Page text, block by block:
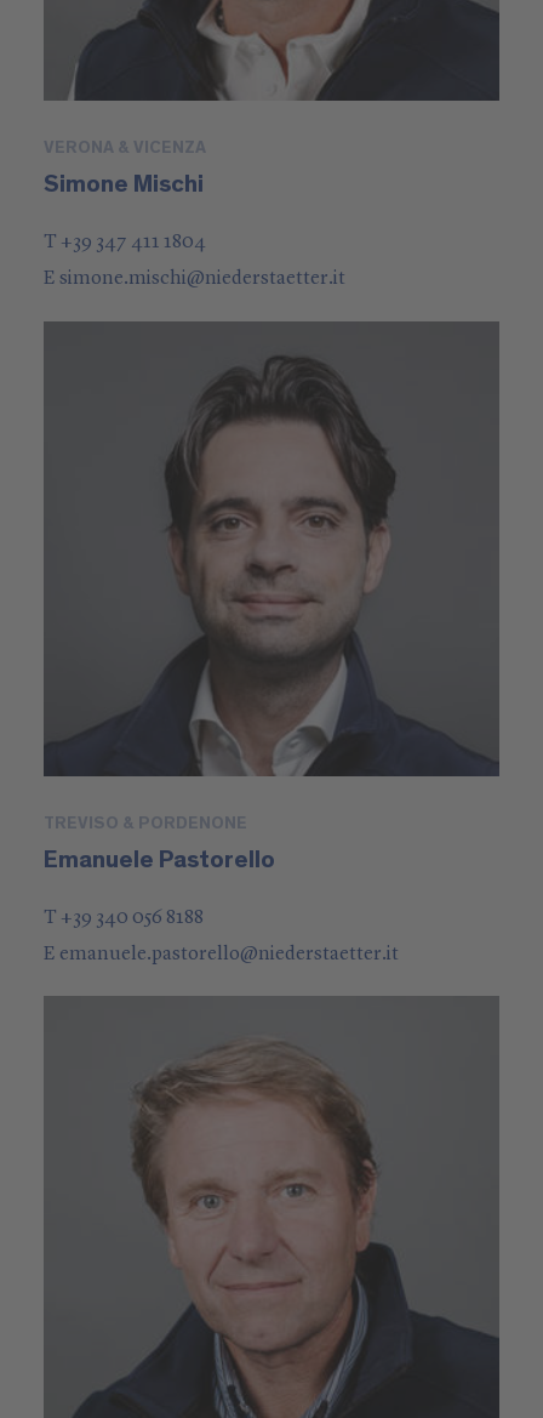
VERONA & VICENZA
Simone Mischi
T +39 347 411 1804
Esimone.mischi@niederstaetter.it
TREVISO & PORDENONE
Emanuele Pastorello
T +39 340 056 8188
E emanuele.pastorello@niederstaetter.it